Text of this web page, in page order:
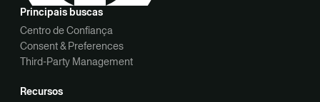
Principais buscas
Centro de Confiança
Consent & Preferences
Third-Party Management
Recursos